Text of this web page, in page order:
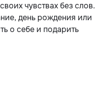
чувствах без слов.
день рождения или
о себе и подарить